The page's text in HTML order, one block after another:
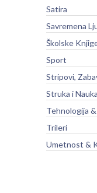
Satira
Savremena
Školske
Sport
Stripovi,
Struka i Nauka
Tehnologija
Trileri
Umetnost &